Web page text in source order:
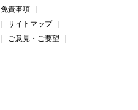
免責事項
サイトマップ
ご意見・ご要望